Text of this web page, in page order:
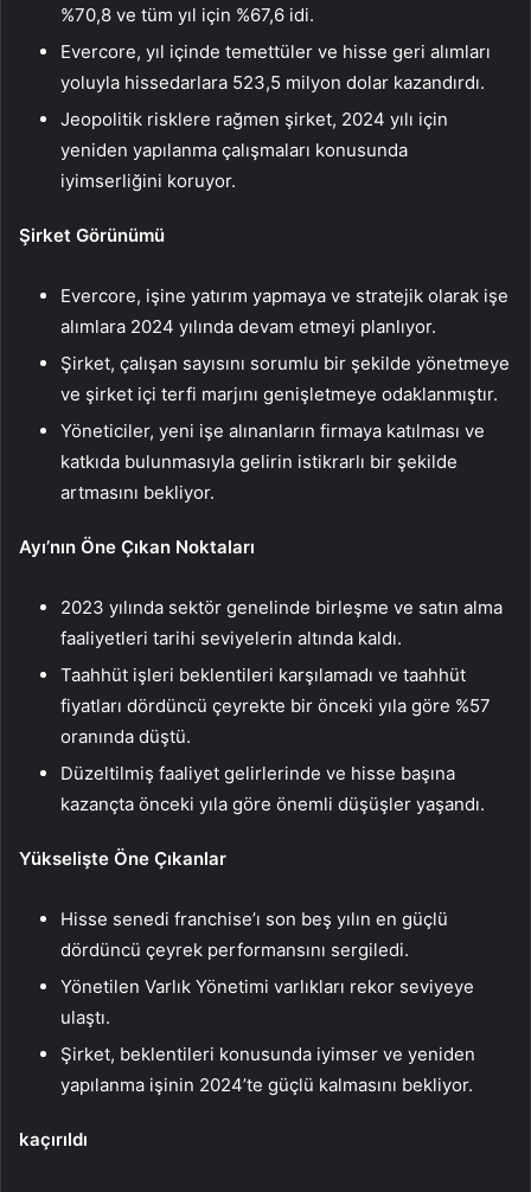
%70,8 ve tüm yıl için %67,6 idi.
Evercore, yıl içinde temettüler ve hisse geri alımları
yoluyla hissedarlara 523,5 milyon dolar kazandırdı.
Jeopolitik risklere rağmen şirket, 2024 yılı için
yeniden yapılanma çalışmaları konusunda
iyimserliğini koruyor.
Şirket Görünümü
Evercore, işine yatırım yapmaya ve stratejik olarak işe
alımlara 2024 yılında devam etmeyi planlıyor.
Şirket, çalışan sayısını sorumlu bir şekilde yönetmeye
ve şirket içi terfi marjını genişletmeye odaklanmıştır.
Yöneticiler, yeni işe alınanların firmaya katılması ve
katkıda bulunmasıyla gelirin istikrarlı bir şekilde
artmasını bekliyor.
Ayı’nın Öne Çıkan Noktaları
2023 yılında sektör genelinde birleşme ve satın alma
faaliyetleri tarihi seviyelerin altında kaldı.
Taahhüt işleri beklentileri karşılamadı ve taahhüt
fiyatları dördüncü çeyrekte bir önceki yıla göre %57
oranında düştü.
Düzeltilmiş faaliyet gelirlerinde ve hisse başına
kazançta önceki yıla göre önemli düşüşler yaşandı.
Yükselişte Öne Çıkanlar
Hisse senedi franchise’ı son beş yılın en güçlü
dördüncü çeyrek performansını sergiledi.
Yönetilen Varlık Yönetimi varlıkları rekor seviyeye
ulaştı.
Şirket, beklentileri konusunda iyimser ve yeniden
yapılanma işinin 2024’te güçlü kalmasını bekliyor.
kaçırıldı